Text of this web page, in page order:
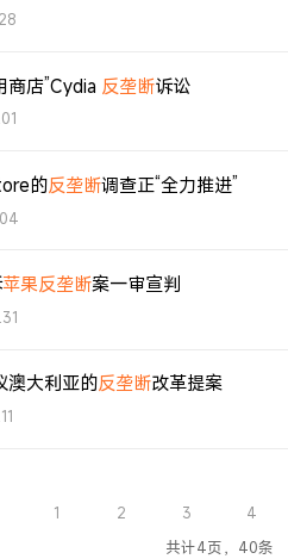
商店”Cydia 反垄断诉讼
的反垄断调查正“全力推进”
苹果反垄断案一审宣判
澳大利亚的反垄断改革提案
1 2 3
4
共计4页，40条